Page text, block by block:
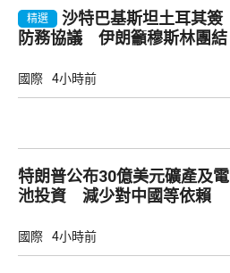
精選
沙特巴基斯坦土耳其簽
防務協議 伊朗籲穆斯林團結
國際 4小時前
特朗普公布30億美元礦產及電
池投資 減少對中國等依賴
國際 4小時前